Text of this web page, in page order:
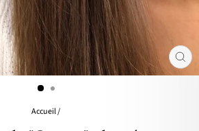
Accueil/